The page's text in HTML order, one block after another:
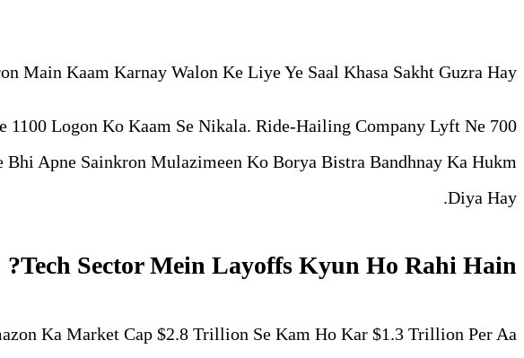
Main Kaam Karnay Walon Ke Liye Ye Saal Khasa Sakht Guzra Hay.
Logon Ko Kaam Se Nikala. Ride-Hailing Company Lyft Ne 700
Apne Sainkron Mulazimeen Ko Borya Bistra Bandhnay Ka Hukm
Diya Hay.
Tech Sector Mein Layoffs Kyun Ho Rahi Hain?
Ka Market Cap $2.8 Trillion Se Kam Ho Kar $1.3 Trillion Per Aa